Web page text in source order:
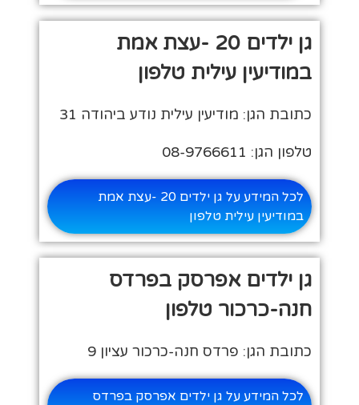
גן ילדים 20 -עצת אמת
במודיעין עילית טלפון
כתובת הגן: מודיעין עילית נודע ביהודה 31
טלפון הגן: 08-9766611
לכל המידע על גן ילדים 20 -עצת אמת
במודיעין עילית טלפון
גן ילדים אפרסק בפרדס
חנה-כרכור טלפון
כתובת הגן: פרדס חנה-כרכור עציון 9
לכל המידע על גן ילדים אפרסק בפרדס